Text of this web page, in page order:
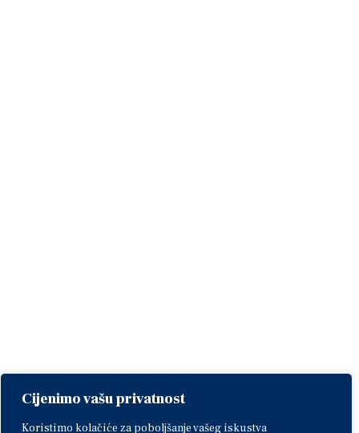
Cijenimo vašu privatnost
Koristimo kolačiće za poboljšanje vašeg iskustva